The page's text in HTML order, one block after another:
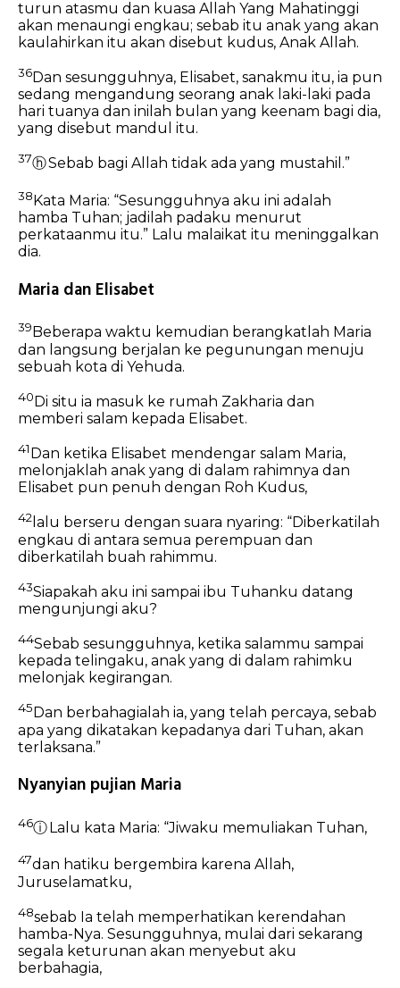
turun atasmu dan kuasa Allah Yang Mahatinggi
akan menaungi engkau; sebab itu anak yang akan
kaulahirkan itu akan disebut kudus, Anak Allah.
36Dan sesungguhnya, Elisabet, sanakmu itu, ia pun
sedang mengandung seorang anak laki-laki pada
hari tuanya dan inilah bulan yang keenam bagi dia,
yang disebut mandul itu.
37ⓗSebab bagi Allah tidak ada yang mustahil.”
38Kata Maria: “Sesungguhnya aku ini adalah
hamba Tuhan; jadilah padaku menurut
perkataanmu itu.” Lalu malaikat itu meninggalkan
dia.
Maria dan Elisabet
39 Beberapa waktu kemudian berangkatlah Maria
dan langsung berjalan ke pegunungan menuju
sebuah kota di Yehuda.
40Di situ ia masuk ke rumah Zakharia dan
memberi salam kepada Elisabet.
41 Dan ketika Elisabet mendengar salam Maria,
melonjaklah anak yang di dalam rahimnya dan
Elisabet pun penuh dengan Roh Kudus,
42 lalu berseru dengan suara nyaring: “Diberkatilah
engkau di antara semua perempuan dan
diberkatilah buah rahimmu.
43Siapakah aku ini sampai ibu Tuhanku datang
mengunjungi aku?
44Sebab sesungguhnya, ketika salammu sampai
kepada telingaku, anak yang di dalam rahimku
melonjak kegirangan.
45 Dan berbahagialah ia, yang telah percaya, sebab
apa yang dikatakan kepadanya dari Tuhan, akan
terlaksana.”
Nyanyian pujian Maria
46ⓘ Lalu kata Maria: “Jiwaku memuliakan Tuhan,
47dan hatiku bergembira karena Allah,
Juruselamatku,
48sebab Ia telah memperhatikan kerendahan
hamba-Nya. Sesungguhnya, mulai dari sekarang
segala keturunan akan menyebut aku
berbahagia,